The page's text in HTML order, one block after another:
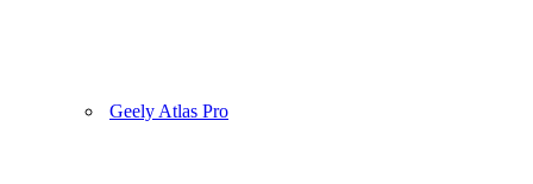
Geely Atlas Pro